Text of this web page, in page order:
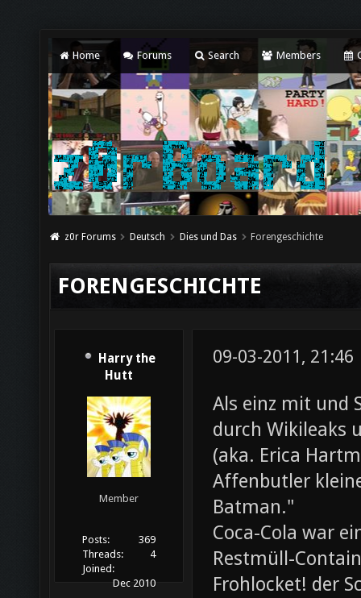
Home Forums Search Members
z0r Forums Deutsch Dies und Das Forengeschichte
FORENGESCHICHTE
Harry the
Hutt
Member
Posts:
369
Threads:
4
Joined:
Dec 2010
09-03-2011, 21:46
Als einz mit und
durch Wikileaks
(aka. Erica
Affenbutler
Batman."
Coca-Cola war
Restmüll-
Frohlocket! der